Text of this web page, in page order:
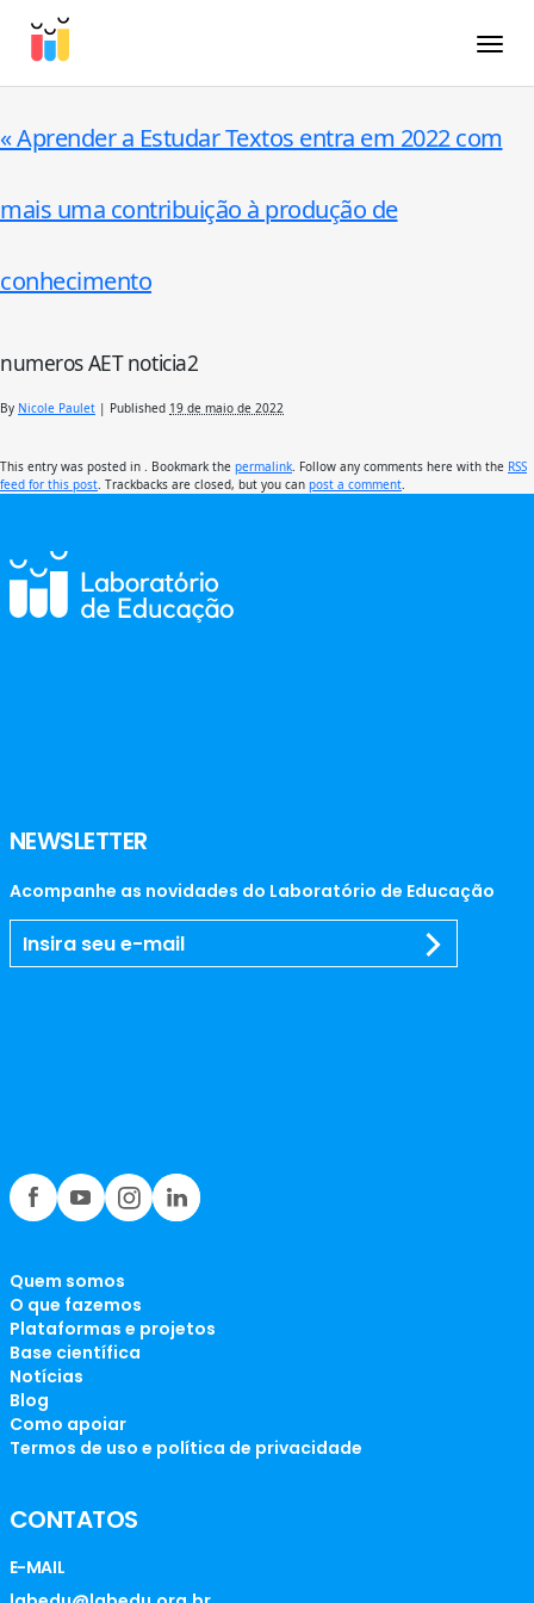
«Aprender a Estudar Textos entra em 2022 com
mais uma contribuição à produção de
conhecimento
numeros AET noticia2
By Nicole Paulet | Published 19 de maio de 2022
This entry was posted in . Bookmark the permalink . Follow any comments here with the RSS
feed for this post . Trackbacks are closed, but you can post a comment
NEWSLETTER
Acompanhe as novidades do Laboratório de Educação
Quem somos
O que fazemos
Plataformas e projetos
Base científica
Notícias
Blog
Como apoiar
Termos de uso e política de privacidade
CONTATOS
E-MAIL